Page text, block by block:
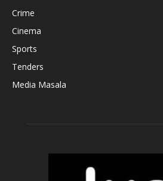
Crime
Cinema
Sports
Tenders
Media Masala